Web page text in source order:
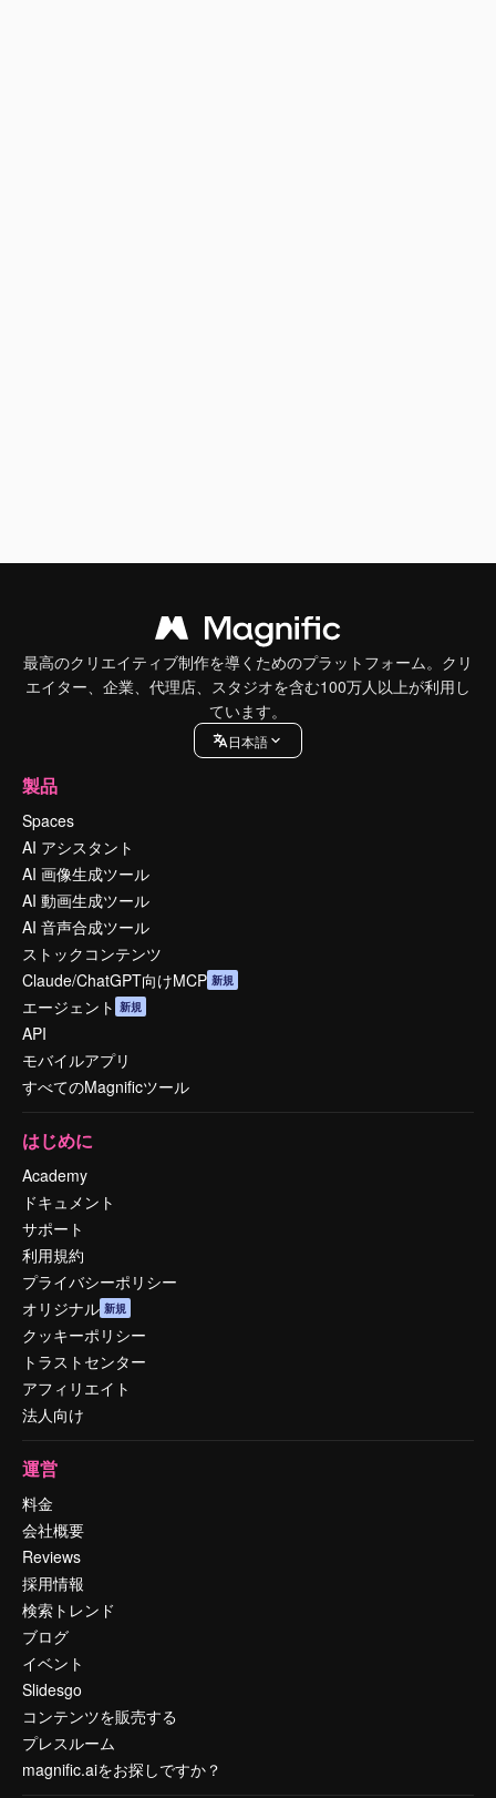
最高のクリエイティブ制作を導くためのプラットフォーム。クリ
エイター、企業、代理店、スタジオを含む100万人以上が利用し
ています。
日本語
製品
Spaces
AI アシスタント
AI 画像生成ツール
AI 動画生成ツール
AI 音声合成ツール
ストックコンテンツ
Claude/ChatGPT向けMCP 新規
エージェント 新規
API
モバイルアプリ
すべてのMagnificツール
はじめに
Academy
ドキュメント
サポート
利用規約
プライバシーポリシー
オリジナル 新規
クッキーポリシー
トラストセンター
アフィリエイト
法人向け
運営
料金
会社概要
Reviews
採用情報
検索トレンド
ブログ
イベント
Slidesgo
コンテンツを販売する
プレスルーム
magnific.aiをお探しですか？